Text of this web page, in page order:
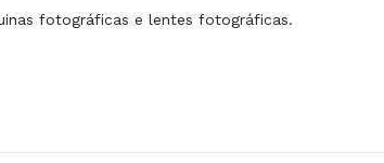
fotográficas e lentes fotográficas.